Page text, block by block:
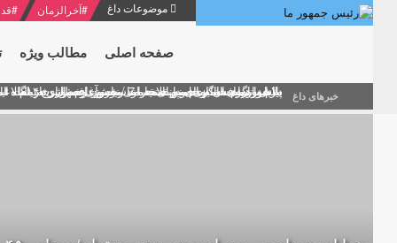
موضوعات داغ #آخرالزمان #
صفحه اصلی مطالب ویژه
خبرهای داغ منشور گفتمان امام و انقلاب - 7 /بخش دوم : شرح پیام ۱۰ خرداد ۱۳۶۹ امام خامنه ای/ فصل پنجم: حفظ عزّت و کرامت انقلابی
بازخوانی افشاگری سپهبد محمود منصور افسر ارشد
دلایل اهمیت سیزدهمین انتخابات ریاست جمهوری از نگاه
بیانات امام خامنه ای در سخنرانی نوروزی خطاب به ملت
پیام نوروزی امام خامنه ای به مناسبت آغاز سال ۱۴۰۰